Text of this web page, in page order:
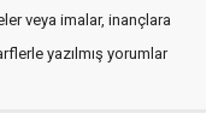
veya imalar, inançlara
yazılmış yorumlar